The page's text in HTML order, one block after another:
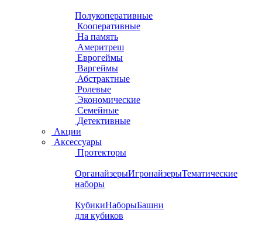
Полукоперативные
Кооперативные
На память
Америтреш
Еврогеймы
Варгеймы
Абстрактные
Ролевые
Экономические
Семейные
Детективные
Акции
Аксессуары
Протекторы
ОрганайзерыИгронайзерыТематические
наборы
КубикиНаборыБашни
для кубиков